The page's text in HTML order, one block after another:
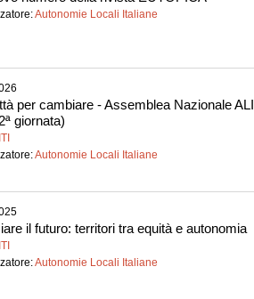
Autonomie Locali Italiane
per cambiare - Assemblea Nazionale ALI
giornata)
Autonomie Locali Italiane
il futuro: territori tra equità e autonomia
Autonomie Locali Italiane